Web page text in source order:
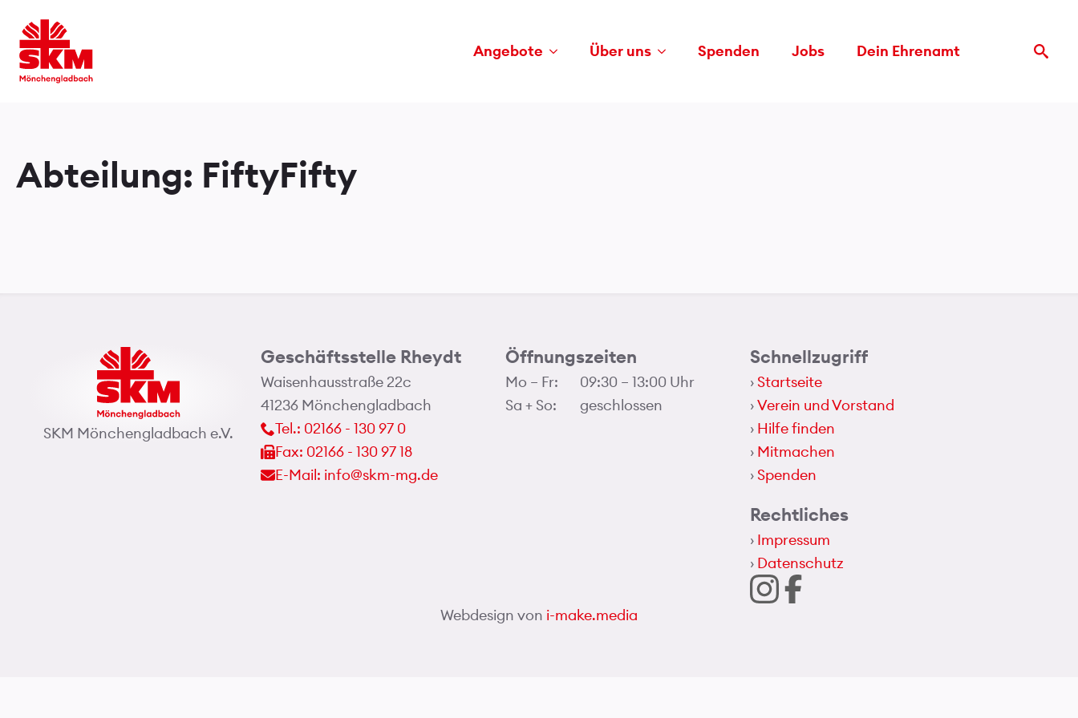
Angebote Über uns Spenden Jobs
Dein Ehrenamt
Abteilung: FiftyFifty
SKM Mönchengladbach e.V.
Geschäftsstelle Rheydt
Waisenhausstraße 22c
41236 Mönchengladbach
Tel.: 02166 - 130 97 0
Fax: 02166 - 130 97 18
E-Mail: info@skm-mg.de
Öffnungszeiten
Mo – Fr:
Sa + So:
09:30 – 13:00 Uhr
geschlossen
Schnellzugriff
Startseite
Verein und Vorstand
Hilfe finden
Mitmachen
Spenden
Rechtliches
Impressum
Datenschutz
Webdesign von i-make.media